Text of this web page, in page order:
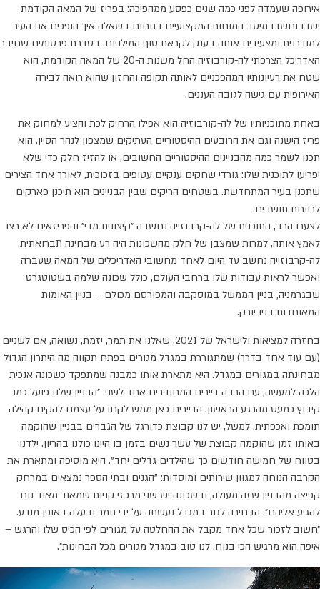
אירופה שעמדה לפני כמה שנים כפסע ממהפיכה: בפריז של המאה הקודמת
ישבו וחשבו מיטב המוחות המקצועיים בתחום בשאלה איך הופכים את העיר
למודרנית ומצעידים אותה בענק לקראת סוף המילניום. בסדרת פרסומים שחיבר
האדריכל הצרפתי לה-קורבוזיה החל משנות ה-20 של המאה הקודמת, הוא
שטח את רעיונותיו המהפכניים לאותה תקופה והחזון שהוא רואה לבירה
האירופית עם גישה לגובה העננים.
באחת מתוכניותיו של לה-קורבוזיה הוא אפילו הרחיק לכת והציע למחוק את
פריז הישנה וגם את הרובעים ההיסטוריים העתיקים שמצפון לנהר הסיין. הוא
תכנן לשמר כמה מהבניינים ההיסטוריים החשובים, או להזיז חלק כדי שלא
יפריעו לתוכנית שלו: גורדי שחקים ענקיים עטופים בזכוכית, לאורך אחד הצירים
שתכנן בעיר המתחדשת. בשטחים הריקים שבין הבניינים הוא תיכנן פארקים
לרווחת תושבים.
לצערו הרב, התוכנית של לה-קרבוזייה נחשבה ״קיצונית מדי״ והפריזאים לא רצו
לאמץ אותה, למרות שמצבן של חלק מהשכונות היה רע מבחינה תברואתית.
לה-קרבוזייה נחשב עד היום לאחד מחשובי האדריכלים של המאה שעברה
ואפשר לראות עבודות שלו ברחבי העולם, כולל שכונה שלמה בשטוטגרט
שבגרמניה, בניין הממשל במוסקבה והמפורסם מכולם – בניין האומות
המאוחדות בניו יורק.
בחזרה למציאות ולישראל של 2021. שאלנו את תמר, יזמת, נשואה, אם לשניים
(עם עוד אחד בדרך) שמתגוררת במגדל מגורים בפתח תקווה מה היתרון הגדול
מבחינתה במגורים במגדל. היא מתארת אותו כמבנה שמתפקד כשכונה אנכית
הלכה למעשה, עם הרבה דיירים המחוברים אחד לשני: ״הבניין שלנו פועל כמו
קיבוץ כמעט מהרגע הראשון. הדיירים כאן ממש לקחו על עצמם להקים קהילה
תומכת ואכפתית. למשל, יש לנו קבוצת כדורגל של הגברים בבניין שהוקמה
באותו זמן שהוקמה קבוצת של עשר נשים בזמן בו היינו כולנו בהריון. ילדנו
בטווח של חמישה חודשים כך שהילדים גדלים יחד". היא מוסיפה ומתארת את
הקרבה הנוחה למגוון שירותים ומוסדות: "הגנים ובתי הספר נמצאים במרחק
קפיצה מהבניין שזה מעולה, ובשכונה יש שני מרכזי קניות שמאוד מאוד נוח
להגיע אליהם״. הבחירה לגור במגדל נעשתה על ידי תמר ובעלה באופן מודע.
״חשוב לזכור שכל אחד מקבל את ההחלטה על מגורים לפי הכיס שלו והרגש –
איפה הוא מרגיש הכי בנוח. לנו טוב במגדל מגורים מכל הבחינות״.